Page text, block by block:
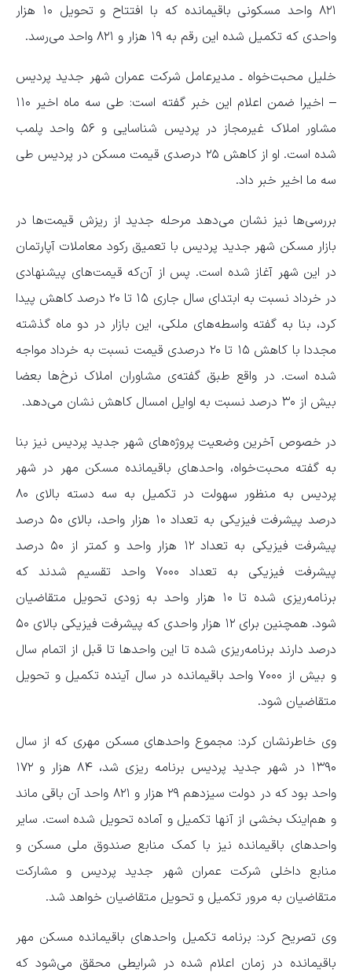
۸۲۱ واحد مسکونی باقیمانده که با افتتاح و تحویل ۱۰ هزار
واحدی که تکمیل شده این رقم به ۱۹ هزار و ۸۲۱ واحد می‌رسد.
خلیل محبت‌خواه ـ مدیرعامل شرکت عمران شهر جدید پردیس
– اخیرا ضمن اعلام این خبر گفته است: طی سه ماه اخیر ۱۱۰
مشاور املاک غیرمجاز در پردیس شناسایی و ۵۶ واحد پلمب
شده است. او از کاهش ۲۵ درصدی قیمت مسکن در پردیس طی
سه ما اخیر خبر داد.
بررسی‌ها نیز نشان می‌دهد مرحله جدید از ریزش قیمت‌ها در
بازار مسکن شهر جدید پردیس با تعمیق رکود معاملات آپارتمان
در این شهر آغاز شده است. پس از آن‌که قیمت‌های پیشنهادی
در خرداد نسبت به ابتدای سال جاری ۱۵ تا ۲۰ درصد کاهش پیدا
کرد، بنا به گفته واسطه‌های ملکی، این بازار در دو ماه گذشته
مجددا با کاهش ۱۵ تا ۲۰ درصدی قیمت نسبت به خرداد مواجه
شده است. در واقع طبق گفته‌ی مشاوران املاک نرخ‌ها بعضا
بیش از ۳۰ درصد نسبت به اوایل امسال کاهش نشان می‌دهد.
در خصوص آخرین وضعیت پروژه‌های شهر جدید پردیس نیز بنا
به گفته محبت‌خواه، واحدهای باقیمانده مسکن مهر در شهر
پردیس به منظور سهولت در تکمیل به سه دسته بالای ۸۰
درصد پیشرفت فیزیکی به تعداد ۱۰ هزار واحد، بالای ۵۰ درصد
پیشرفت فیزیکی به تعداد ۱۲ هزار واحد و کمتر از ۵۰ درصد
پیشرفت فیزیکی به تعداد ۷۰۰۰ واحد تقسیم شدند که
برنامه‌ریزی شده تا ۱۰ هزار واحد به زودی تحویل متقاضیان
شود. همچنین برای ۱۲ هزار واحدی که پیشرفت فیزیکی بالای ۵۰
درصد دارند برنامه‌ریزی شده تا این واحدها تا قبل از اتمام سال
و بیش از ۷۰۰۰ واحد باقیمانده در سال آینده تکمیل و تحویل
متقاضیان شود.
وی خاطرنشان کرد: مجموع واحدهای مسکن مهری که از سال
۱۳۹۰ در شهر جدید پردیس برنامه ریزی شد، ۸۴ هزار و ۱۷۲
واحد بود که در دولت سیزدهم ۲۹ هزار و ۸۲۱ واحد آن باقی ماند
و هم‌اینک بخشی از آنها تکمیل و آماده تحویل شده است. سایر
واحدهای باقیمانده نیز با کمک منابع صندوق ملی مسکن و
منابع داخلی شرکت عمران شهر جدید پردیس و مشارکت
متقاضیان به مرور تکمیل و تحویل متقاضیان خواهد شد.
وی تصریح کرد: برنامه تکمیل واحدهای باقیمانده مسکن مهر
باقیمانده در زمان اعلام شده در شرایطی محقق می‌شود که